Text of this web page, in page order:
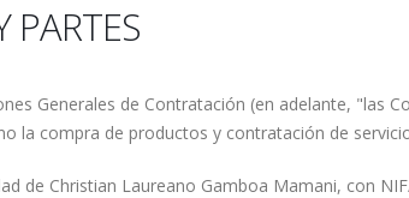
PARTES
Generales de Contratación (en adelante, "las
la compra de productos y contratación de
de Christian Laureano Gamboa Mamani, con